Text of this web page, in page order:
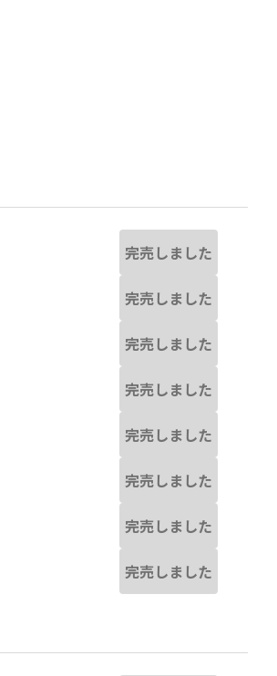
完売しました
完売しました
完売しました
完売しました
完売しました
完売しました
完売しました
完売しました